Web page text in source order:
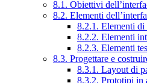
8.1. Obiettivi
8.2. Elementi
8.2.1. Elementi di
8.2.2. Elementi
8.2.3. Elementi
8.3. Progettare e
8.3.1. Layout di
8.3.2. Prototipi in